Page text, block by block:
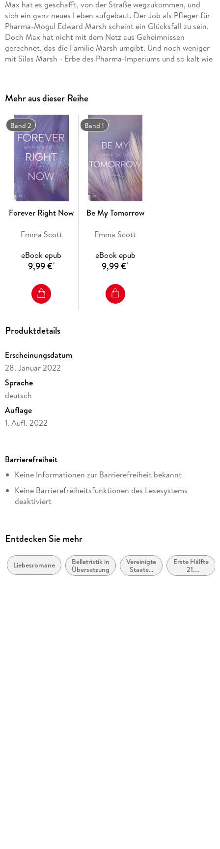
Max hat es geschafft, von der Straße wegzukommen, und
sich ein ganz neues Leben aufgebaut. Der Job als Pfleger für
Pharma-Mogul Edward Marsh scheint ein Glücksfall zu sein.
Doch Max hat nicht mit dem Netz aus Geheimnissen
gerechnet, das die Familie Marsh umgibt. Und noch weniger
mit Silas Marsh - Erbe des Pharma-Imperiums und so kalt wie
wenn Silas zu seinem wahren Selbst steht, hat ihre Liebe eine
Chance.
"Mein Herz ist so voller Gefühle, dass ich es kaum
beschreiben kann. Jedes Mal, wenn ich ein Buch von Emma
Scott beende, brauche ich Tage, um all die Emotionen in
Worte zu fassen."TBB SISTERHOOD
Herzzerreißend und authentisch erzählt
Mehr aus dieser Reihe
Band 2
Forever Right Now
Emma Scott
eBook epub
9,99 €*
Band 1
Be My Tomorrow
Emma Scott
eBook epub
9,99 €*
Produktdetails
Erscheinungsdatum
28. Januar 2022
Sprache
deutsch
Auflage
1. Aufl. 2022
Dateigröße
2,83 MB
Altersempfehlung
ab 16 Jahre
Only Love, 3
Emma Scott
Übersetzung
Barrierefreiheit
Keine Informationen zur Barrierefreiheit bekannt
Keine Barrierefreiheitsfunktionen des Lesesystems
deaktiviert
dargestellt
Alle Texte können angepasst werden
Entdecken Sie mehr
Liebesromane
Belletristik in
Übersetzung
Vereinigte
Staaten
von
Erste Hälfte
21.
Jahrhundert